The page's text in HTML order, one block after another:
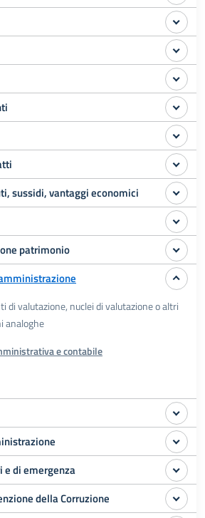
sussidi, vantaggi economici
patrimonio
di valutazione, nuclei di valutazione o altri
analoghe
e contabile
di emergenza
della Corruzione